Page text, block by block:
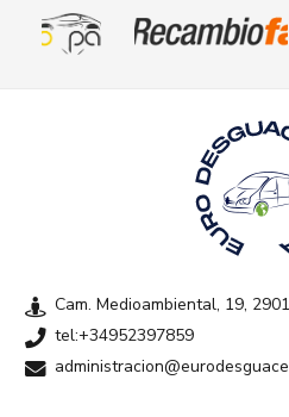
Cam. Medioambiental, 19,
tel:+34952397859